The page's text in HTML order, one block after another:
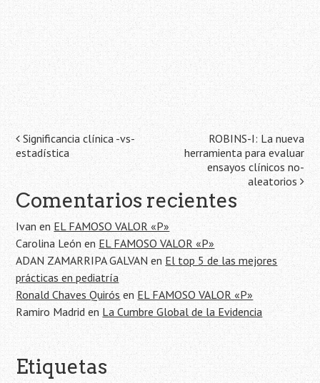
Navegación
de
la
entrada
Significancia clínica -vs-
estadística
ROBINS-I: La nueva
herramienta para evaluar
ensayos clínicos no-
aleatorios
Comentarios recientes
Ivan en EL FAMOSO VALOR «P»
Carolina León en EL FAMOSO VALOR «P»
ADAN ZAMARRIPA GALVAN en El top 5 de las mejores
prácticas en pediatría
Ronald Chaves Quirós en EL FAMOSO VALOR «P»
Ramiro Madrid en La Cumbre Global de la Evidencia
Etiquetas